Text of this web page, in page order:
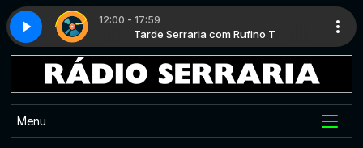
12:00 - 17:59
T Tarde Serraria com Rufino T
Top classic - Parte 8
Menu